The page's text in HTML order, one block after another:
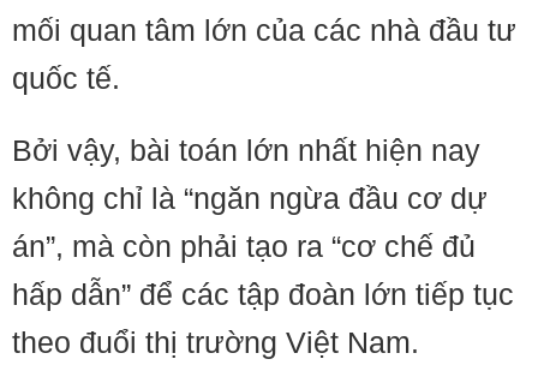
mối quan tâm lớn của các nhà đầu tư
quốc tế.
Bởi vậy, bài toán lớn nhất hiện nay
không chỉ là “ngăn ngừa đầu cơ dự
án”, mà còn phải tạo ra “cơ chế đủ
hấp dẫn” để các tập đoàn lớn tiếp tục
theo đuổi thị trường Việt Nam.